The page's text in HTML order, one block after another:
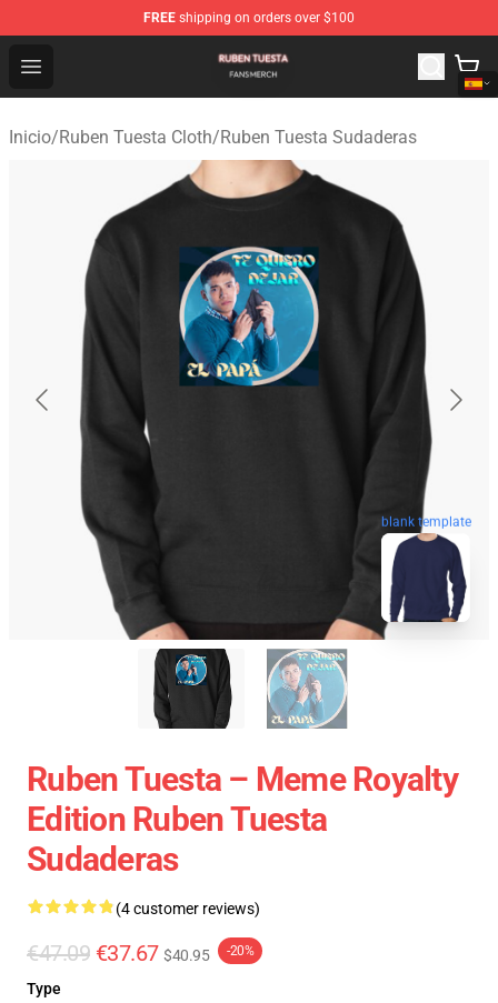
FREE shipping on orders over $100
Open menu
Ruben Tuesta Shop - Official Ruben Tuesta Merchandise
Inicio/Ruben Tuesta Cloth/Ruben Tuesta Sudaderas
blank template
Ruben Tuesta – Meme Royalty
Edition Ruben Tuesta
Sudaderas
(4 customer reviews)
€47.09 €37.67 $40.95 -20%
Type